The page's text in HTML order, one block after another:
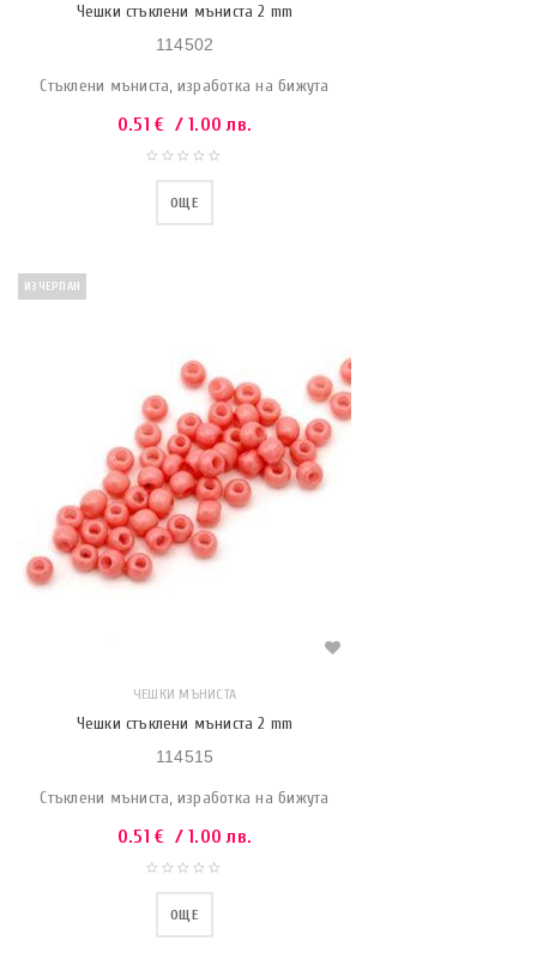
Чешки стъклени мъниста 2 mm
114502
Стъклени мъниста, изработка на бижута
0.51€ / 1.00 лв.
ОЩЕ
ИЗЧЕРПАН
ЧЕШКИ МЪНИСТА
Чешки стъклени мъниста 2 mm
114515
Стъклени мъниста, изработка на бижута
0.51€ / 1.00 лв.
ОЩЕ